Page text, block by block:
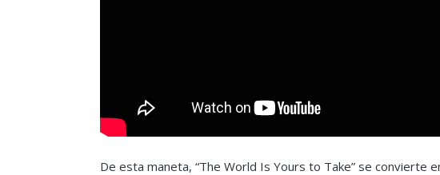
De esta maneta, “The World Is Yours to Take” se convierte